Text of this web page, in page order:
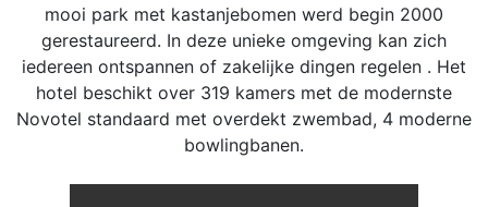
mooi park met kastanjebomen werd begin 2000
gerestaureerd. In deze unieke omgeving kan zich
iedereen ontspannen of zakelijke dingen regelen . Het
hotel beschikt over 319 kamers met de modernste
Novotel standaard met overdekt zwembad, 4 moderne
bowlingbanen.